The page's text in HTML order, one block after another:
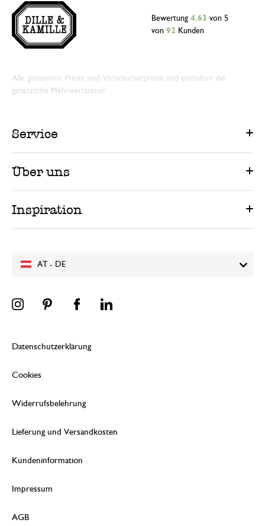
AT - DE
Bewertung 4.63 von 5
von 92 Kunden
Alle genannten Preise sind Verbraucherpreise und enthalten die
gesetzliche Mehrwertsteuer.
Service
Über uns
Inspiration
Datenschutzerklärung
Cookies
Widerrufsbelehrung
Lieferung und Versandkosten
Kundeninformation
Impressum
AGB